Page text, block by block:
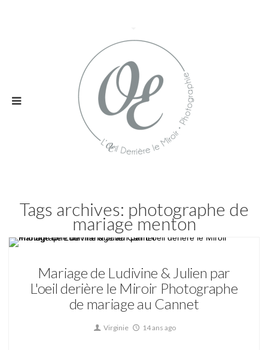
Tags archives: photographe de
mariage menton
Mariage de Ludivine & Julien par
L'oeil derière le Miroir Photographe
de mariage au Cannet
Virginie 14 ans ago